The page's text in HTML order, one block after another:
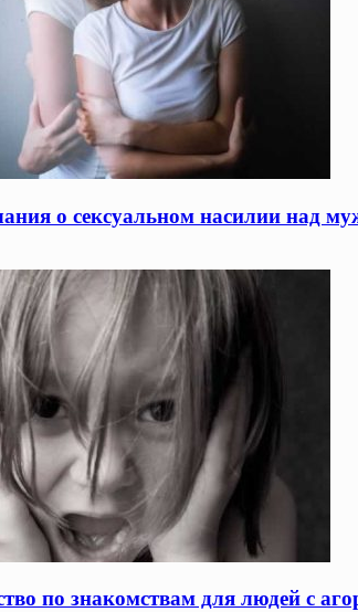
о сексуальном насилии над
по знакомствам для людей с